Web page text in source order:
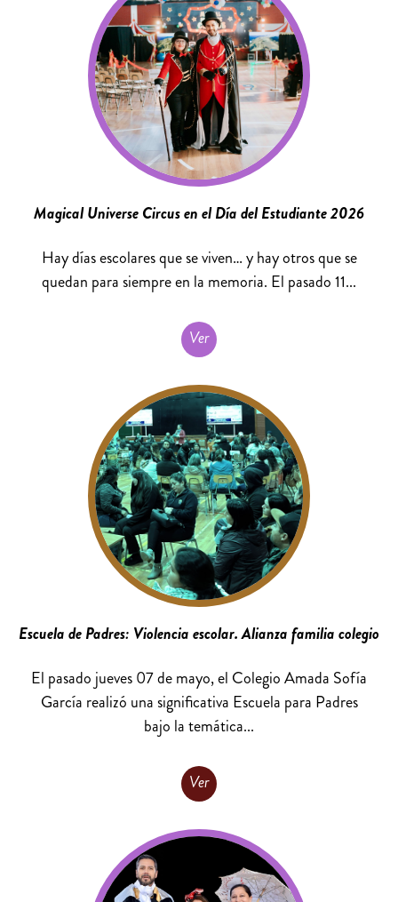
Magical Universe Circus en el Día del Estudiante 2026
Hay días escolares que se viven… y hay otros que se
quedan para siempre en la memoria. El pasado 11...
Ver
Escuela de Padres: Violencia escolar. Alianza familia colegio
El pasado jueves 07 de mayo, el Colegio Amada Sofía
García realizó una significativa Escuela para Padres
bajo la temática...
Ver